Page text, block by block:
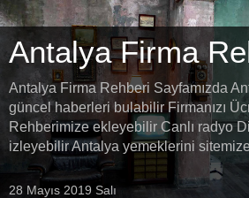
Antalya Firma
Antalya Firma Rehberi Sayfamızda
güncel haberleri bulabilir Firmanızı
Rehberimize ekleyebilir Canlı radyo
izleyebilir Antalya yemeklerini
28 Mayıs 2019 Salı